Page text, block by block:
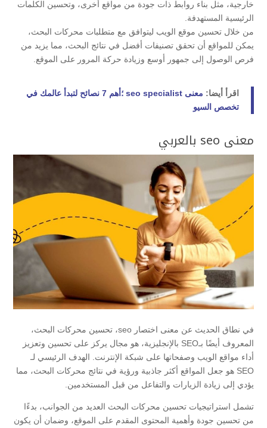
خارجية، مثل بناء روابط ذات جودة من مواقع أخرى، وتحسين الكلمات
الرئيسية المستهدفة.
من خلال تحسين موقع الويب ليتوافق مع متطلبات محركات البحث،
يمكن للمواقع أن تحقق تصنيفات أفضل في نتائج البحث، مما يزيد من
فرص الوصول إلى جمهور أوسع وزيادة حركة المرور على الموقع.
اقرأ أيضا:
معنى seo specialist ؛أهم 7 نصائح لتبدأ عالمك في
تخصص السيو
معنى seo بالعربي
في نطاق الحديث عن معنى اختصار seo، تحسين محركات البحث،
المعروف أيضًا بـSEO بالإنجليزية، هو مجال يركز على تحسين وتعزيز
أداء مواقع الويب وصفحاتها على شبكة الإنترنت. الهدف الرئيسي لـ
SEO هو جعل المواقع أكثر جاذبية ورؤية في نتائج محركات البحث، مما
يؤدي إلى زيادة الزيارات والتفاعل من قبل المستخدمين.
تشمل استراتيجيات تحسين محركات البحث العديد من الجوانب، بدءًا
من تحسين جودة وأهمية المحتوى المقدم على الموقع، وضمان أن يكون